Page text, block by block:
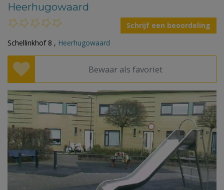
Heerhugowaard
Schrijf een beoordeling
Schellinkhof 8 , Heerhugowaard
Bewaar als favoriet